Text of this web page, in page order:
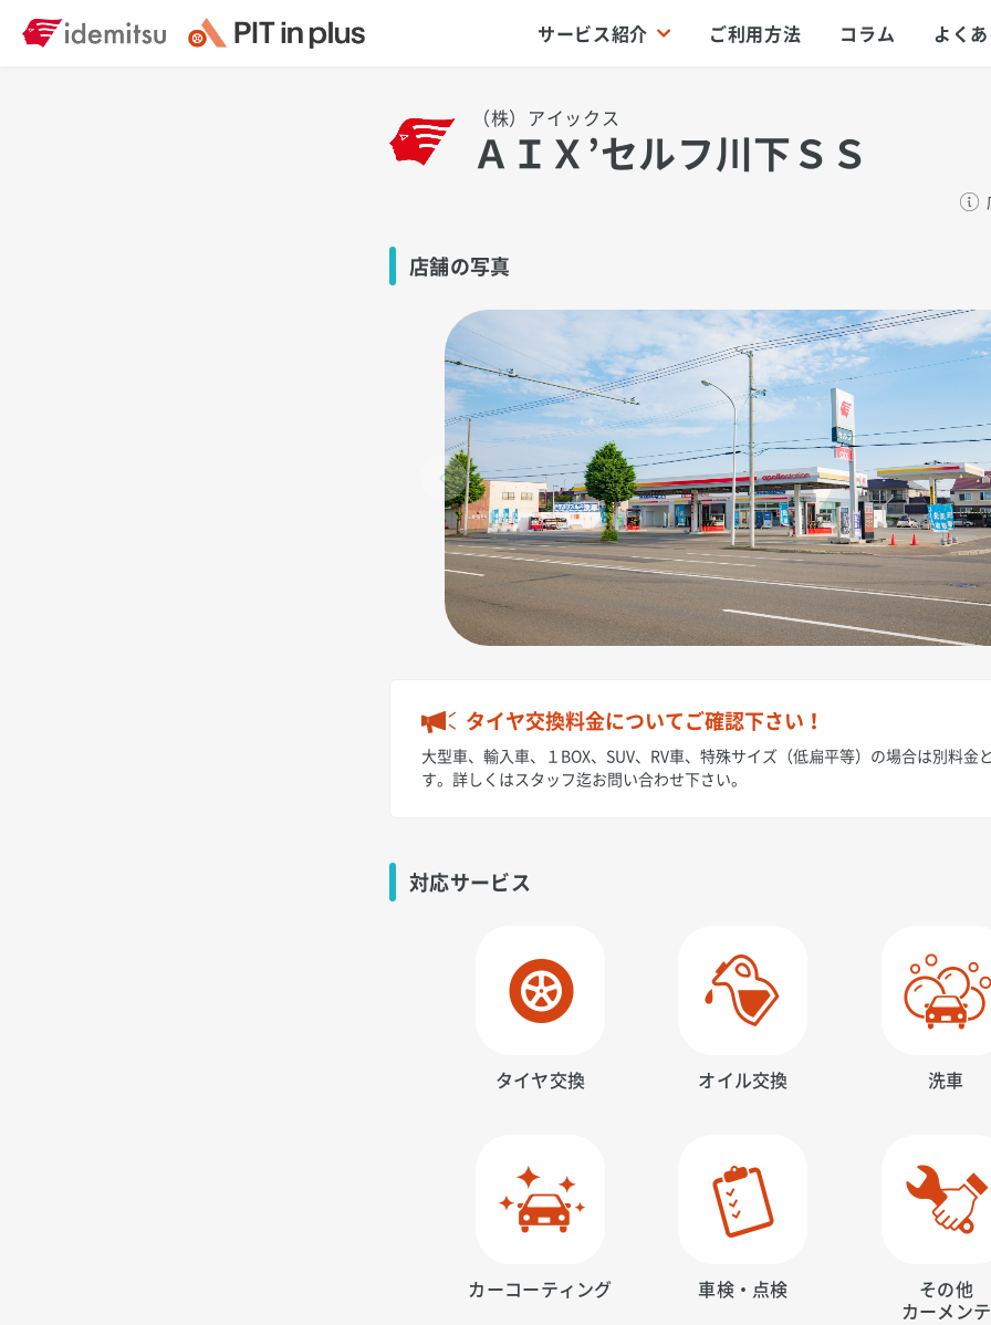
サービス紹介 ご利用方法 コラム よく
（株）アイックス
ＡＩＸ’セルフ川下ＳＳ
店舗の写真
タイヤ交換料金についてご確認下さい！
大型車、輸入車、１BOX、SUV、RV車、特殊サイズ（低扁平等）の場合は別料金
す。詳しくはスタッフ迄お問い合わせ下さい。
対応サービス
タイヤ交換 オイル交換 洗車
カーコーティング 車検・点検
その他
カーメンテ